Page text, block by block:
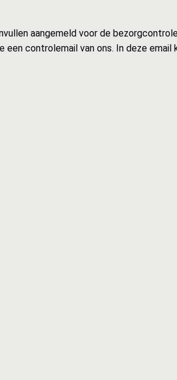
aangemeld voor de
een controlemail van ons. In deze email